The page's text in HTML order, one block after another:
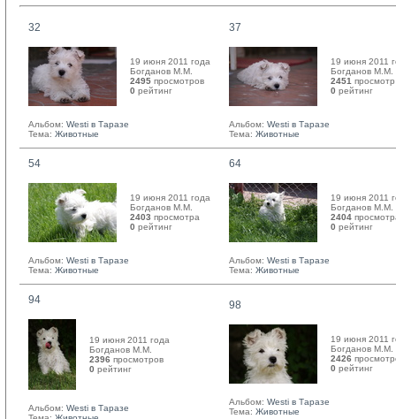
32
19 июня 2011 года
Богданов М.М.
2495 просмотров
0 рейтинг
Альбом: Westi в Таразе
Тема: Животные
37
19 июня 2011
Богданов М.М.
2451 просмотр
0 рейтинг
Альбом: Westi в Таразе
Тема: Животные
54
19 июня 2011 года
Богданов М.М.
2403 просмотра
0 рейтинг
Альбом: Westi в Таразе
Тема: Животные
64
19 июня 2011
Богданов М.М.
2404
0 рейтинг
Альбом: Westi в Таразе
Тема: Животные
94
19 июня 2011 года
Богданов М.М.
2396 просмотров
0 рейтинг
Альбом: Westi в Таразе
98
19 июня 2011
Богданов М.М.
2426
0 рейтинг
Альбом: Westi в Таразе
Тема: Животные